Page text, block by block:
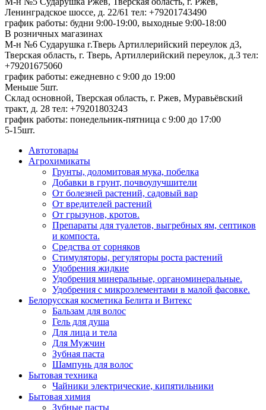
Ленинградское шоссе, д. 22/61 тел: +79201743490
график работы: будни 9:00-19:00, выходные 9:00-18:00
В розничных магазинах
М-н №6 Сударушка г.Тверь Артиллерийский переулок д3,
Тверская область, г. Тверь, Артиллерийский переулок, д.3 тел:
+79201675060
график работы: ежедневно с 9:00 до 19:00
Меньше 5шт.
Склад основной, Тверская область, г. Ржев, Муравьёвский
тракт, д. 28 тел: +79201803243
график работы: понедельник-пятница с 9:00 до 17:00
5-15шт.
Автотовары
Агрохимикаты
Грунты, доломитовая мука, побелка
Добавки в грунт, почвоулучшители
От болезней растений, садовый вар
От вредителей растений
От грызунов, кротов.
Препараты для туалетов, выгребных ям, септиков
и компоста.
Средства от сорняков
Стимуляторы, регуляторы роста растений
Удобрения жидкие
Удобрения минеральные, органоминеральные.
Удобрения с микроэлементами в малой фасовке.
Белорусская косметика Белита и Витекс
Бальзам для волос
Гель для душа
Для лица и тела
Для Мужчин
Зубная паста
Шампунь для волос
Бытовая техника
Чайники электрические, кипятильники
Бытовая химия
Зубные пасты